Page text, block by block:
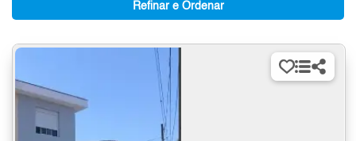
Refinar e Ordenar